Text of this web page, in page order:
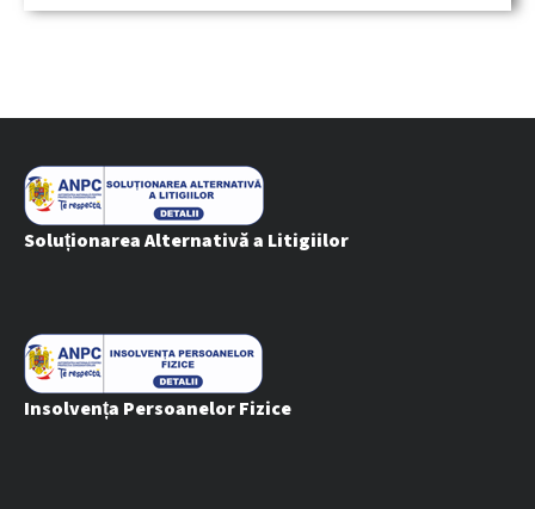
Soluționarea Alternativă a Litigiilor
Insolvența Persoanelor Fizice